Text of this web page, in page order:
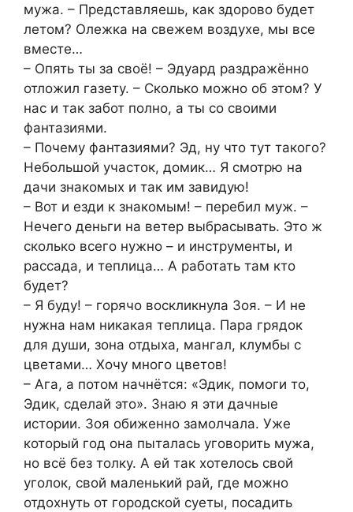
мужа. – Представляешь, как здорово будет
летом? Олежка на свежем воздухе, мы все
вместе…
– Опять ты за своё! – Эдуард раздражённо
отложил газету. – Сколько можно об этом? У
нас и так забот полно, а ты со своими
фантазиями.
– Почему фантазиями? Эд, ну что тут такого?
Небольшой участок, домик… Я смотрю на
дачи знакомых и так им завидую!
– Вот и езди к знакомым! – перебил муж. –
Нечего деньги на ветер выбрасывать. Это ж
сколько всего нужно – и инструменты, и
рассада, и теплица… А работать там кто
будет?
– Я буду! – горячо воскликнула Зоя. – И не
нужна нам никакая теплица. Пара грядок
для души, зона отдыха, мангал, клумбы с
цветами… Хочу много цветов!
– Ага, а потом начнётся: «Эдик, помоги то,
Эдик, сделай это». Знаю я эти дачные
истории. Зоя обиженно замолчала. Уже
который год она пыталась уговорить мужа,
но всё без толку. А ей так хотелось свой
уголок, свой маленький рай, где можно
отдохнуть от городской суеты, посадить